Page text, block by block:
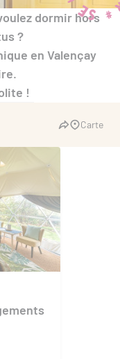
dormir hors
?
en Valençay
!
Carte